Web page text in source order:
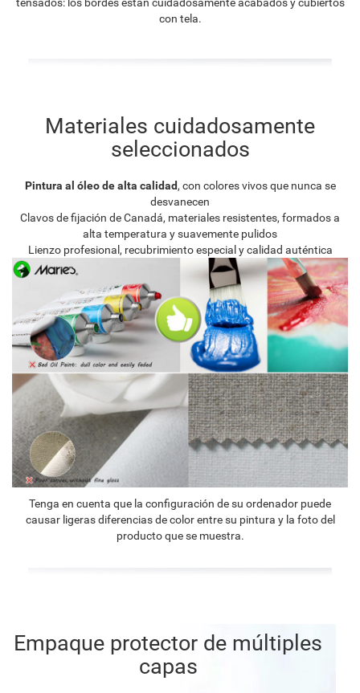
con tela.
Materiales cuidadosamente
seleccionados
Pintura al óleo de alta calidad, con colores vivos que nunca se
desvanecen
Clavos de fijación de Canadá, materiales resistentes, formados a
alta temperatura y suavemente pulidos
Lienzo profesional, recubrimiento especial y calidad auténtica
Tenga en cuenta que la configuración de su ordenador puede
causar ligeras diferencias de color entre su pintura y la foto del
producto que se muestra.
Empaque protector de múltiples
capas